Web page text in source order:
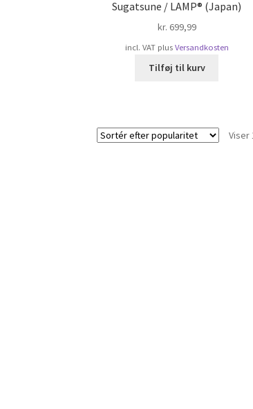
Sugatsune / LAMP® (Japan)
kr. 699,99
incl. VAT plus Versandkosten
Tilføj til kurv
Viser